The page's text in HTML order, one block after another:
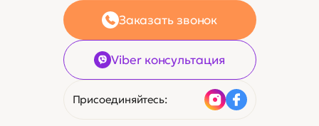
Заказать звонок
Viber консультация
Присоединяйтесь: